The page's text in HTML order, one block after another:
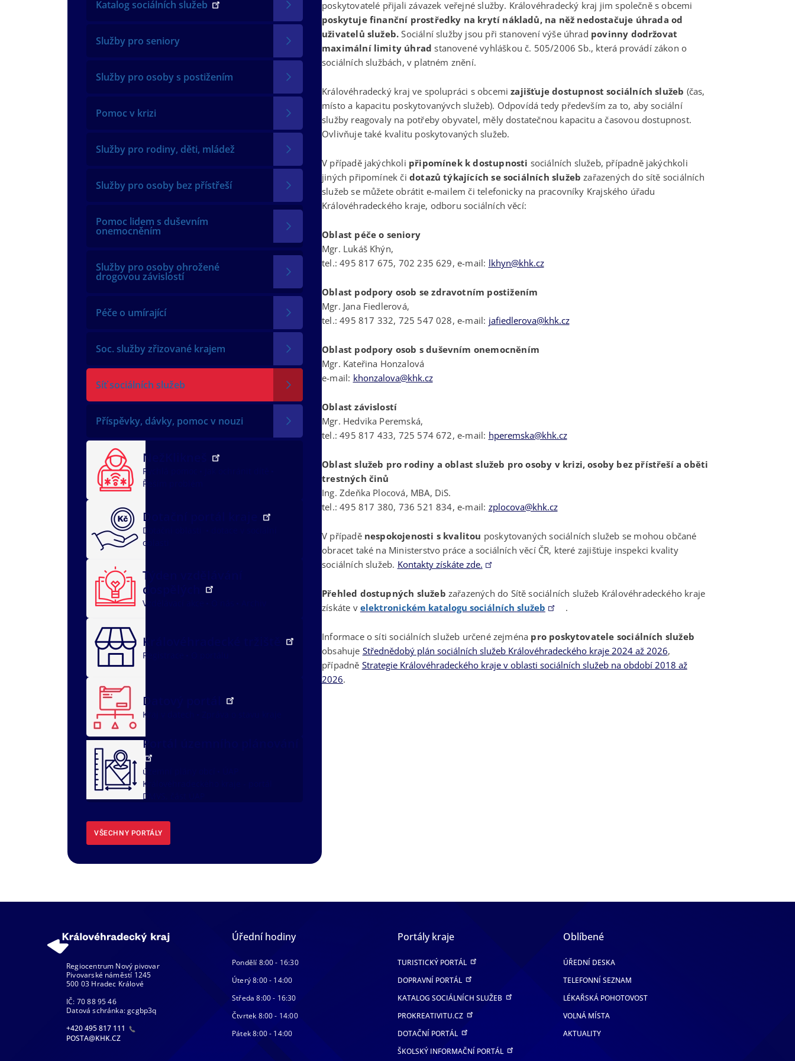
Katalog sociálních služeb
Služby pro seniory
Služby pro osoby s postižením
Pomoc v krizi
Služby pro rodiny, děti, mládež
Služby pro osoby bez přístřeší
Pomoc lidem s duševním
onemocněním
Služby pro osoby ohrožené
drogovou závislostí
Péče o umírající
Soc. služby zřizované krajem
Síť sociálních služeb
Příspěvky, dávky, pomoc v nouzi
NežKlikneš
Rychlá pomoc
Řeším problém
Dotační portál kraje
Dotační oblasti
oblasti
Týden vzdělávání
dospělých
Vzdělávací akce
Královéhradecké tržiště
Registrace
Datový portál
Kraj v datech
Portál územního plánování
územní plány obcí
Královéhradeckého kraje - portál
DMVS, část ÚAP
VŠECHNY PORTÁLY
poskytovatelé přijali závazek veřejné služby. Královéhradecký kraj jim společně s obcemi
poskytuje finanční prostředky na krytí nákladů, na něž nedostačuje úhrada od
uživatelů služeb.Sociální služby jsou při stanovení výše úhrad povinny dodržovat
maximální limity úhradstanovené vyhláškou č. 505/2006 Sb., která provádí zákon o
sociálních službách, v platném znění.
Královéhradecký kraj ve spolupráci s obcemizajišťuje dostupnost sociálních služeb (čas,
místo a kapacitu poskytovanývch služeb). Odpovídá tedy především za to, aby sociální
služby reagovaly na potřeby obyvatel, měly dostatečnou kapacitu a časovou dostupnost.
Ovlivňuje také kvalitu poskytovaných služeb.
V případě jakýchkoli připomínek k dostupnosti sociálních služeb, případně jakýchkoli
jiných připomínek či dotazů týkajících se sociálních služebzařazených do sítě sociálních
služeb se můžete obrátit e-mailem či telefonicky na pracovníky Krajského úřadu
Královéhradeckého kraje, odboru sociálních věcí:
Oblast péče o seniory
Mgr. Lukáš Khýn,
tel.: 495 817 675, 702 235 629, e-mail: lkhyn@khk.cz
Oblast podpory osob se zdravotním postižením
Mgr. Jana Fiedlerová,
tel.: 495 817 332, 725 547 028, e-mail: jafiedlerova@khk.cz
Oblast podpory osob s duševním onemocněním
Mgr. Kateřina Honzalová
e-mail: khonzalova@khk.cz
Oblast závislostí
Mgr. Hedvika Peremská,
tel.: 495 817 433, 725 574 672, e-mail: hperemska@khk.cz
Oblast služeb pro rodiny a oblast služeb pro osoby v krizi, osoby bez přístřeší a oběti
trestných činů
Ing. Zdeňka Plocová, MBA, DiS.
tel.: 495 817 380, 736 521 834, e-mail: zplocova@khk.cz
V případěnespokojenosti s kvalitou poskytovaných sociálních služeb se mohou občané
obracet také na Ministerstvo práce a sociálních věcí ČR, které zajišťuje inspekci kvality
sociálních služeb. Kontakty získáte zde.
Přehled dostupných služeb zařazených do Sítě sociálních služeb Královéhradeckého kraje
získáte v elektronickém katalogu sociálních služeb .
Informace o síti sociálních služeb určené zejména pro poskytovatele sociálních služeb
obsahuje Střednědobý plán sociálních služeb Královéhradeckého kraje 2024 až 2026,
případně Strategie Královéhradeckého kraje v oblasti sociálních služeb na období 2018 až
2026.
Regiocentrum Nový pivovar
Pivovarské náměstí 1245
500 03 Hradec Králové
IČ: 70 88 95 46
Datová schránka: gcgbp3q
+420 495 817 111
POSTA@KHK.CZ
Úřední hodiny
Pondělí 8:00 - 16:30
Úterý 8:00 - 14:00
Středa 8:00 - 16:30
Čtvrtek 8:00 - 14:00
Pátek 8:00 - 14:00
Portály kraje
TURISTICKÝ PORTÁL
DOPRAVNÍ PORTÁL
KATALOG SOCIÁLNÍCH SLUŽEB
PROKREATIVITU.CZ
DOTAČNÍ PORTÁL
ŠKOLSKÝ INFORMAČNÍ PORTÁL
Oblíbené
ÚŘEDNÍ DESKA
TELEFONNÍ SEZNAM
LÉKAŘSKÁ POHOTOVOST
VOLNÁ MÍSTA
AKTUALITY